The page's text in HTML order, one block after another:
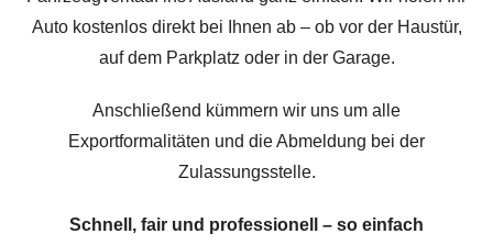
Auto kostenlos direkt bei Ihnen ab – ob vor der Haustür,
auf dem Parkplatz oder in der Garage.
Anschließend kümmern wir uns um alle
Exportformalitäten und die Abmeldung bei der
Zulassungsstelle.
Schnell, fair und professionell – so einfach